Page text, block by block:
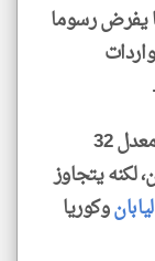
يفرض رسوما
على الواردات
ورغم أن معدل 20 بالمئة لتايوان أقل من معدل 32
لكنه يتجاوز
وكوريا